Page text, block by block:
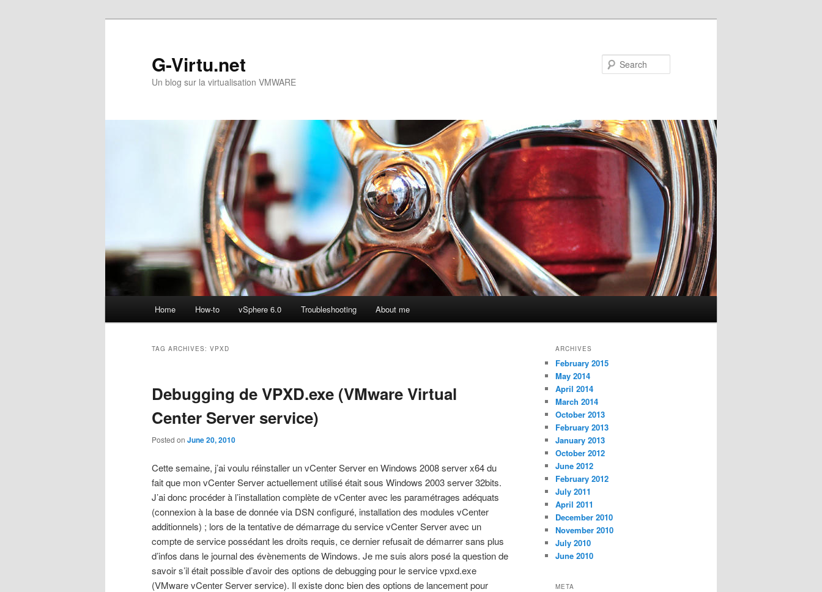
G-Virtu.net
Un blog sur la virtualisation VMWARE
Home How-to vSphere 6.0 Troubleshooting About me
TAG ARCHIVES: VPXD
Debugging de VPXD.exe (VMware Virtual
Center Server service)
Posted on June 20, 2010
Cette semaine, j’ai voulu réinstaller un vCenter Server en Windows 2008 server x64 du
fait que mon vCenter Server actuellement utilisé était sous Windows 2003 server 32bits.
J’ai donc procéder à l’installation complète de vCenter avec les paramétrages adéquats
(connexion à la base de donnée via DSN configuré, installation des modules vCenter
additionnels) ; lors de la tentative de démarrage du service vCenter Server avec un
compte de service possédant les droits requis, ce dernier refusait de démarrer sans plus
d’infos dans le journal des évènements de Windows. Je me suis alors posé la question de
savoir s’il était possible d’avoir des options de debugging pour le service vpxd.exe
(VMware vCenter Server service). Il existe donc bien des options de lancement pour
ARCHIVES
February 2015
May 2014
April 2014
March 2014
October 2013
February 2013
January 2013
October 2012
June 2012
February 2012
July 2011
April 2011
December 2010
November 2010
July 2010
June 2010
META